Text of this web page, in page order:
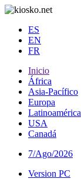
ES
EN
FR
Inicio
África
Asia-Pacífico
Europa
Latinoamérica
USA
Canadá
7/Ago/2026
Version PC